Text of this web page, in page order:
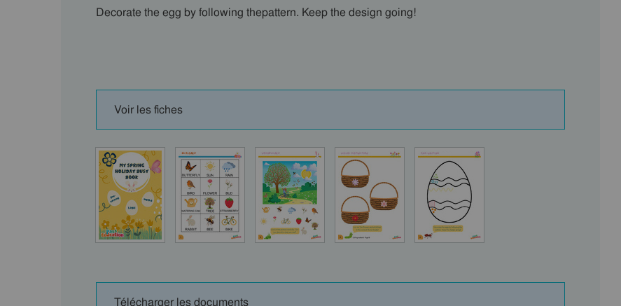
Decorate the egg by following thepattern. Keep the design going!
Voir les fiches
Télécharger les documents